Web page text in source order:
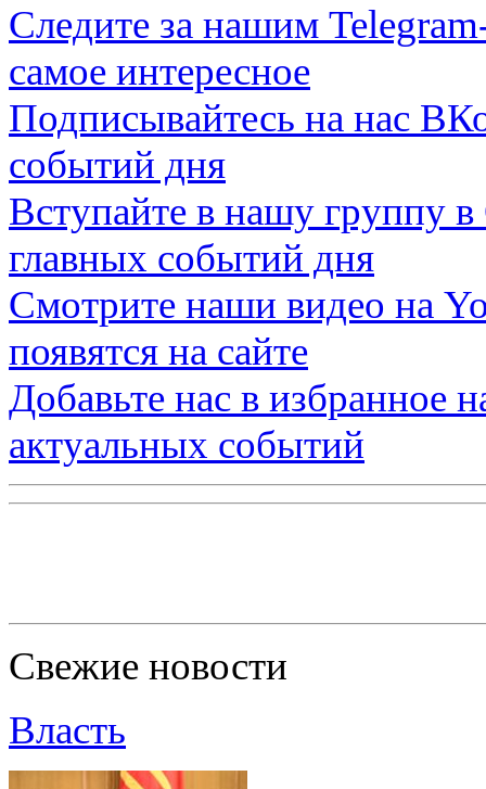
Следите за нашим
самое интересное
Подписывайтесь на нас
событий дня
Вступайте в нашу группу в
главных событий дня
Смотрите наши видео на
появятся на сайте
Добавьте нас в избранное
актуальных событий
Свежие новости
Власть